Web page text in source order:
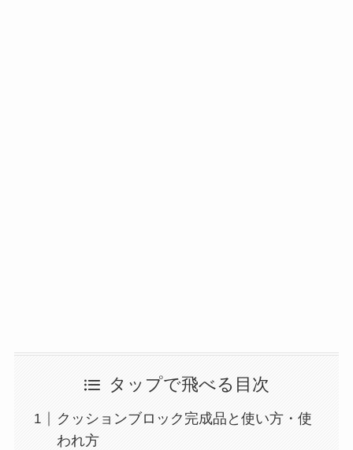
タップで飛べる目次
クッションブロック完成品と使い方・使
われ方